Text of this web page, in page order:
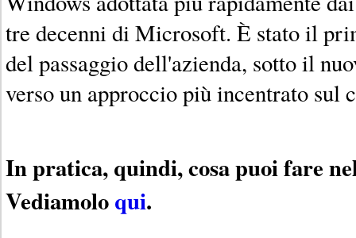
tre decenni di Microsoft. È stato il
del passaggio dell'azienda, sotto il
verso un approccio più incentrato sul
In pratica, quindi, cosa puoi fare
Vediamoloqui.